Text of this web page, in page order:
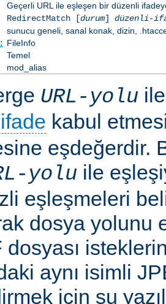
Geçerli URL ile eşleşen bir düzenli
RedirectMatch [durum] düzenli-
sunucu geneli, sanal konak, dizin,
FileInfo
Temel
mod_alias
URL-yolu
kabul
eşdeğerdir.
yolu ile
eşleşmeleri
dosya yolunu
dosyası
aynı isimli
için şu